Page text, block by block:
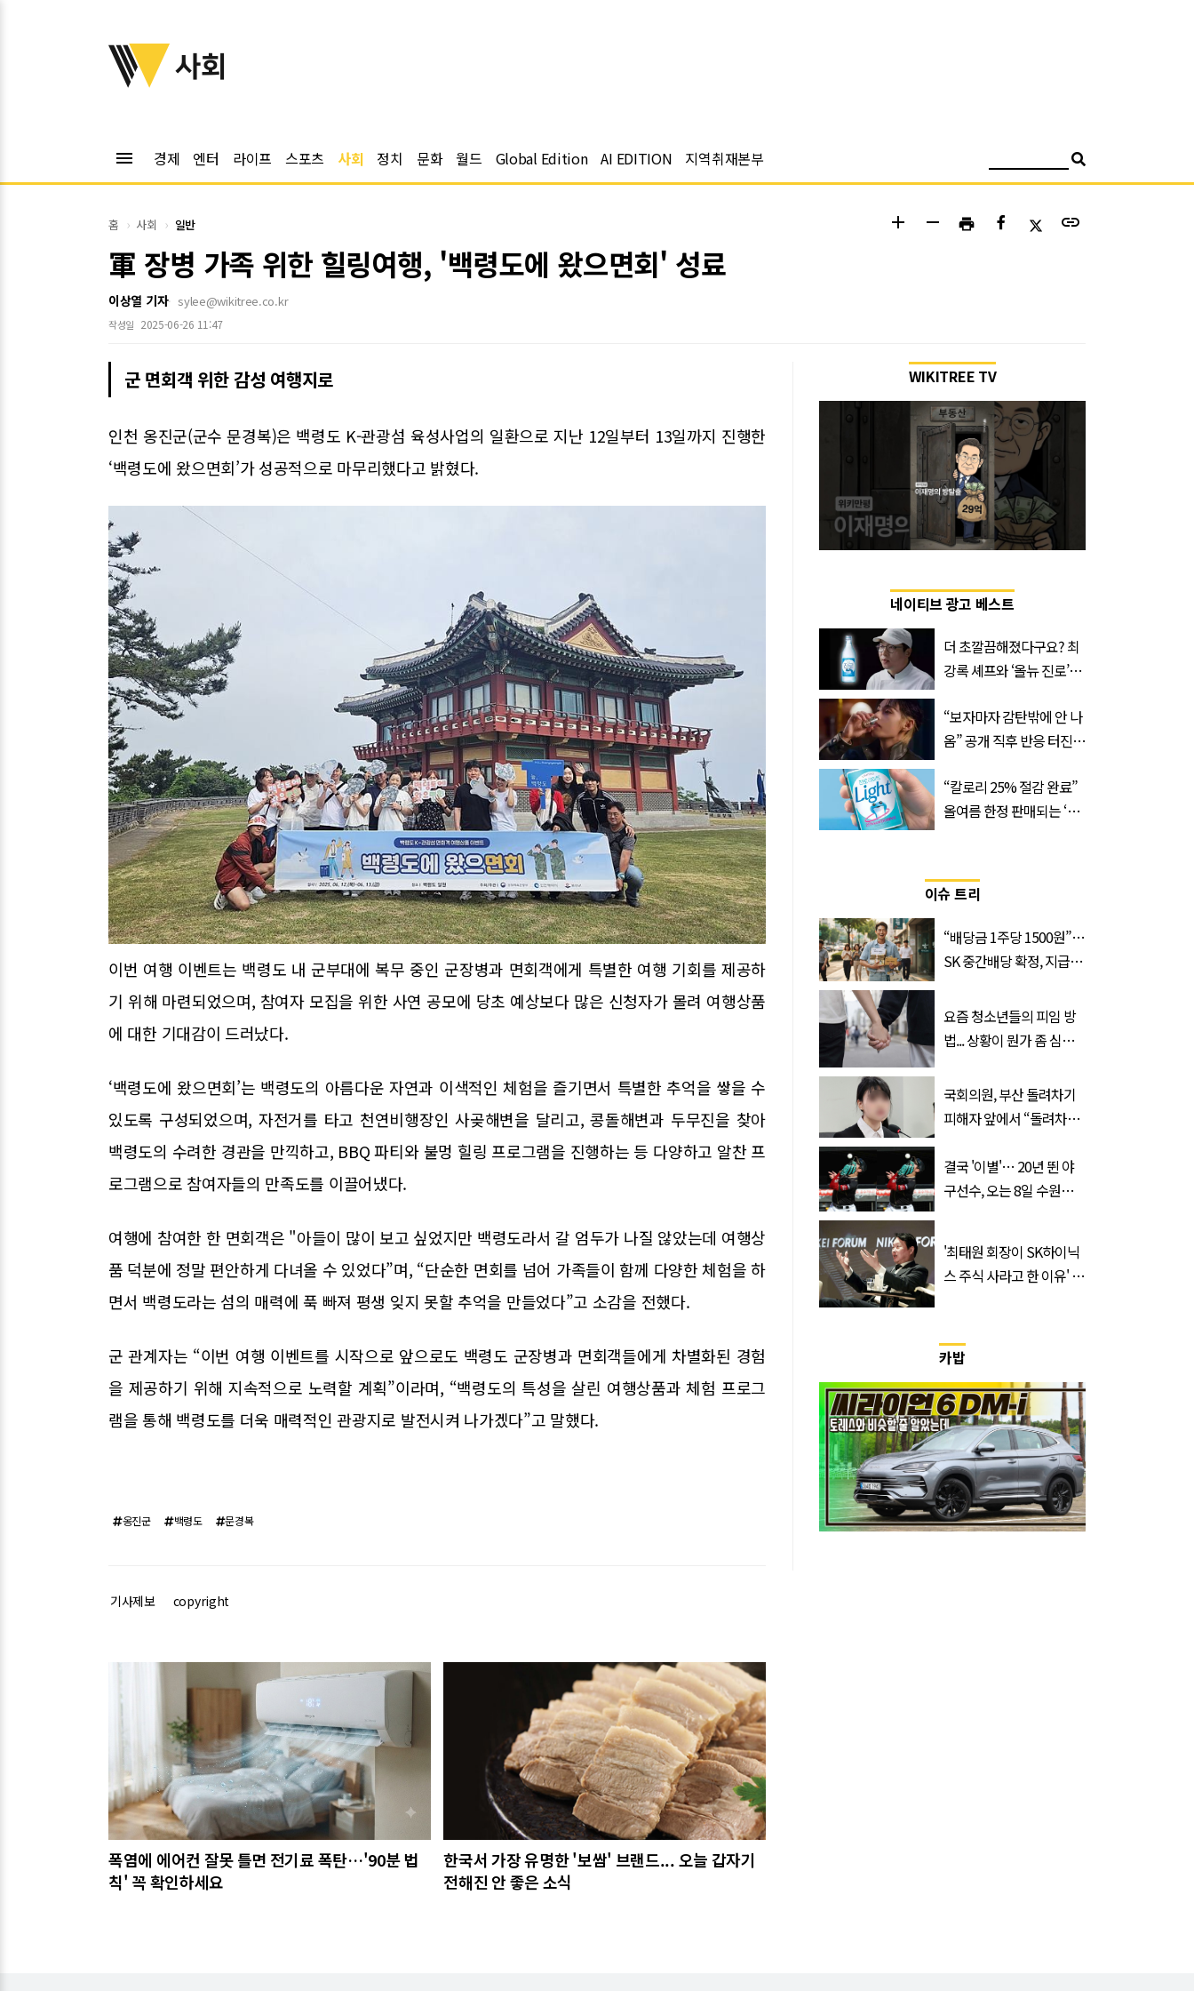
위키트리
사회
menu 경제 엔터 라이프 스포츠 사회 정치 문화 월드 Global Edition AI EDITION 지역취재본부
홈 사회 일반 add remove print link
軍 장병 가족 위한 힐링여행, '백령도에 왔으면회' 성료
이상열 기자 sylee@wikitree.co.kr
작성일 2025-06-26 11:47
군 면회객 위한 감성 여행지로
인천 옹진군(군수 문경복)은 백령도 K-관광섬 육성사업의 일환으로 지난 12일부터 13일까지 진행한
‘백령도에 왔으면회’가 성공적으로 마무리했다고 밝혔다.
이번 여행 이벤트는 백령도 내 군부대에 복무 중인 군장병과 면회객에게 특별한 여행 기회를 제공하
기 위해 마련되었으며, 참여자 모집을 위한 사연 공모에 당초 예상보다 많은 신청자가 몰려 여행상품
에 대한 기대감이 드러났다.
‘백령도에 왔으면회’는 백령도의 아름다운 자연과 이색적인 체험을 즐기면서 특별한 추억을 쌓을 수
있도록 구성되었으며, 자전거를 타고 천연비행장인 사곶해변을 달리고, 콩돌해변과 두무진을 찾아
백령도의 수려한 경관을 만끽하고, BBQ 파티와 불멍 힐링 프로그램을 진행하는 등 다양하고 알찬 프
로그램으로 참여자들의 만족도를 이끌어냈다.
여행에 참여한 한 면회객은 "아들이 많이 보고 싶었지만 백령도라서 갈 엄두가 나질 않았는데 여행상
품 덕분에 정말 편안하게 다녀올 수 있었다”며, “단순한 면회를 넘어 가족들이 함께 다양한 체험을 하
면서 백령도라는 섬의 매력에 푹 빠져 평생 잊지 못할 추억을 만들었다”고 소감을 전했다.
군 관계자는 “이번 여행 이벤트를 시작으로 앞으로도 백령도 군장병과 면회객들에게 차별화된 경험
을 제공하기 위해 지속적으로 노력할 계획”이라며, “백령도의 특성을 살린 여행상품과 체험 프로그
램을 통해 백령도를 더욱 매력적인 관광지로 발전시켜 나가겠다”고 말했다.
옹진군 백령도 문경복
기사제보 copyright
관련기사
폭염에 에어컨 잘못 틀면 전기료 폭탄…'90분 법
칙' 꼭 확인하세요
한국서 가장 유명한 '보쌈' 브랜드... 오늘 갑자기
전해진 안 좋은 소식
WIKITREE TV
네이티브 광고 베스트
더 초깔끔해졌다구요? 최
강록 셰프와 ‘올뉴 진로’의
“보자마자 감탄밖에 안 나
옴” 공개 직후 반응 터진
“칼로리 25% 절감 완료”
올여름 한정 판매되는 ‘최
이슈 트리
“배당금 1주당 1500원”…
SK 중간배당 확정, 지급일
요즘 청소년들의 피임 방
법... 상황이 뭔가 좀 심각
국회의원, 부산 돌려차기
피해자 앞에서 “돌려차기
결국 '이별'… 20년 뛴 야
구선수, 오는 8일 수원서
'최태원 회장이 SK하이닉
스 주식 사라고 한 이유' 글
카밥